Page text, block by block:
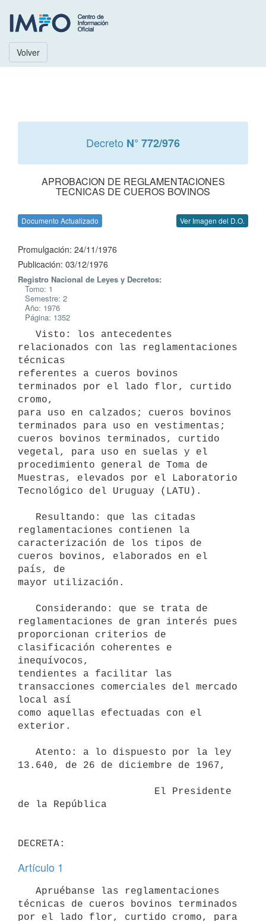
Volver
Decreto N° 772/976
APROBACION DE REGLAMENTACIONES
TECNICAS DE CUEROS BOVINOS
Documento Actualizado Ver Imagen del D.O.
Promulgación: 24/11/1976
Publicación: 03/12/1976
Registro Nacional de Leyes y Decretos:
Tomo: 1
Semestre: 2
Año: 1976
Página: 1352
relacionados con las reglamentaciones
técnicas
referentes a cueros bovinos
terminados por el lado flor, curtido
cromo,
para uso en calzados; cueros bovinos
terminados para uso en vestimentas;
cueros bovinos terminados, curtido
vegetal, para uso en suelas y el
procedimiento general de Toma de
Muestras, elevados por el Laboratorio
Tecnológico del Uruguay (LATU).
reglamentaciones contienen la
caracterización de los tipos de
cueros bovinos, elaborados en el
país, de
mayor utilización.
reglamentaciones de gran interés pues
proporcionan criterios de
clasificación coherentes e
inequívocos,
tendientes a facilitar las
transacciones comerciales del mercado
local así
como aquellas efectuadas con el
exterior.
13.640, de 26 de diciembre de 1967,
de la República
Artículo 1
técnicas de cueros bovinos terminados
por el lado flor, curtido cromo, para